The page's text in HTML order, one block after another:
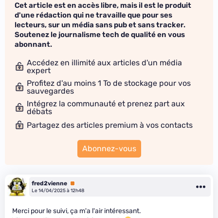
Cet article est en accès libre, mais il est le produit
d'une rédaction qui ne travaille que pour ses
lecteurs, sur un média sans pub et sans tracker.
Soutenez le journalisme tech de qualité en vous
abonnant.
Accédez en illimité aux articles d'un média
expert
Profitez d'au moins 1 To de stockage pour vos
sauvegardes
Intégrez la communauté et prenez part aux
débats
Partagez des articles premium à vos contacts
Abonnez-vous
fred2vienne Premium
Le 14/04/2025 à 12h48
Merci pour le suivi, ça m'a l'air intéressant.